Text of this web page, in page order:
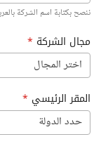
ننصح بكتابة اسم الشركة
مجال الشركة *
اختر المجال
المقر الرئيسي *
حدد الدولة